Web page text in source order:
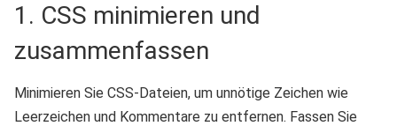
1. CSS minimieren und
zusammenfassen
Minimieren Sie CSS-Dateien, um unnötige Zeichen wie
Leerzeichen und Kommentare zu entfernen. Fassen Sie